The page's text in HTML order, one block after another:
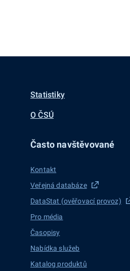
Statistiky
O ČSÚ
Často navštěvované
Kontakt
Veřejná databáze
DataStat (ověřovací provoz)
Pro média
Časopisy
Nabídka služeb
Katalog produktů